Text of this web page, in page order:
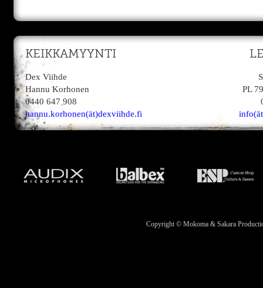
KEIKKAMYYNTI
Dex Viihde
Hannu Korhonen
0440 647 908
hannu.korhonen(ät)dexviihde.fi
PL
Copyright © Mokoma & Sakara